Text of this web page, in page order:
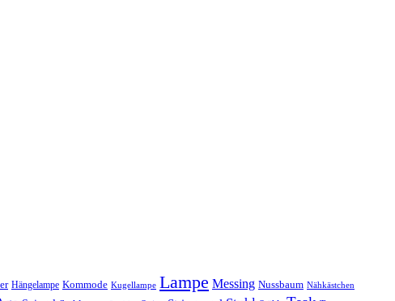
Hängelampe Kommode Kugellampe Lampe Messing Nussbaum Nähkästchen